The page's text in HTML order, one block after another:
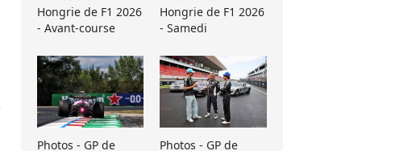
Hongrie de F1 2026
- Avant-course
Hongrie de F1 2026
- Samedi
Photos - GP de
Photos - GP de